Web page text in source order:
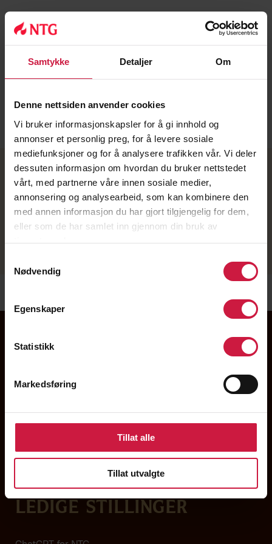
Samtykke Detaljer Om
Denne nettsiden anvender cookies
Vi bruker informasjonskapsler for å gi innhold og
annonser et personlig preg, for å levere sosiale
mediefunksjoner og for å analysere trafikken vår. Vi deler
dessuten informasjon om hvordan du bruker nettstedet
vårt, med partnerne våre innen sosiale medier,
annonsering og analysearbeid, som kan kombinere den
med annen informasjon du har gjort tilgjengelig for dem,
eller som de har samlet inn gjennom din bruk av
tjenestene deres.
Nødvendig
Egenskaper
Statistikk
Markedsføring
Tillat alle
Tillat utvalgte
Priser
Søk her
Om NTG
Kontakt
Ledige stillinger